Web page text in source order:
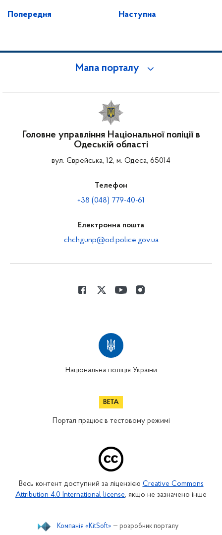
Попередня Наступна
Мапа порталу
Головне управління Національної поліції в
Одеській області
вул. Єврейська, 12, м. Одеса, 65014
Телефон
+38 (048) 779-40-61
Електронна пошта
chchgunp@od.police.gov.ua
Національна поліція України
Портал працює в тестовому режимі
Весь контент доступний за ліцензією Creative Commons
Attribution 4.0 International license, якщо не зазначено інше
Компанія «KitSoft» — розробник порталу